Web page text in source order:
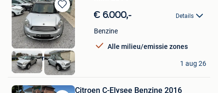
Bewaren
Mijn
Favorieten
€ 6.000,- Details
Benzine
Alle milieu/emissie zones
MD - Automobile
Ans
1 aug 26
Citroen C-Elysee Benzine 2016